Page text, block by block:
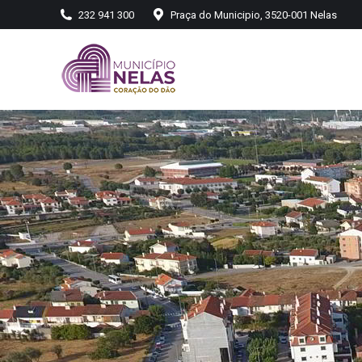
232 941 300 Praça do Municipio, 3520-001 Nelas